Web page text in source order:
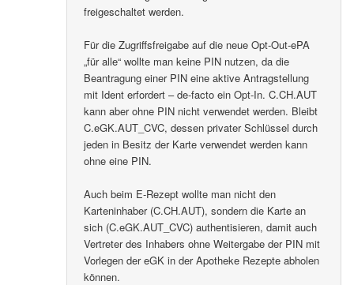
freigeschaltet werden.
Für die Zugriffsfreigabe auf die neue Opt-Out-ePA
„für alle“ wollte man keine PIN nutzen, da die
Beantragung einer PIN eine aktive Antragstellung
mit Ident erfordert – de-facto ein Opt-In. C.CH.AUT
kann aber ohne PIN nicht verwendet werden. Bleibt
C.eGK.AUT_CVC, dessen privater Schlüssel durch
jeden in Besitz der Karte verwendet werden kann
ohne eine PIN.
Auch beim E-Rezept wollte man nicht den
Karteninhaber (C.CH.AUT), sondern die Karte an
sich (C.eGK.AUT_CVC) authentisieren, damit auch
Vertreter des Inhabers ohne Weitergabe der PIN mit
Vorlegen der eGK in der Apotheke Rezepte abholen
können.